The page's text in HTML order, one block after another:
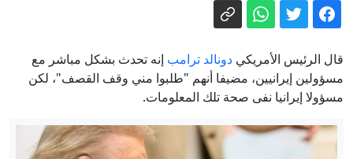
مصير قاعدتي حميميم وطرطوس
ما هي قدرات ألمانيا للتصدي لخطر
المسيّرات؟
المشتركة بين قرار لجنة الوفاق وخلافات
المقاعد.. الجبهة تدفع نحو الوحدة والعربية
للتغيير تسحب تفويضهانوف هجليل: إصابة شاب (25 عامًا) بجروح
قال الرئيس الأمريكي دونالد ترامب إنه تحدث بشكل مباشر مع
مسؤولين إيرانيين، مضيفا أنهم "طلبوا مني وقف القصف"، لكن
مسؤولا إيرانيا نفى صحة تلك المعلومات.